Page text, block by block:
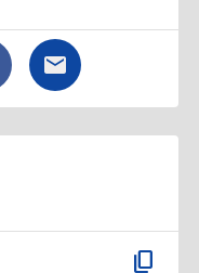
content_copy